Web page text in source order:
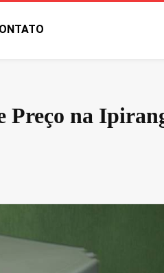
Preço na